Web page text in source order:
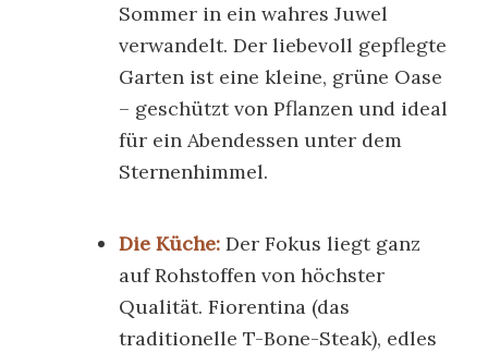
Sommer in ein wahres Juwel
verwandelt. Der liebevoll gepflegte
Garten ist eine kleine, grüne Oase
– geschützt von Pflanzen und ideal
für ein Abendessen unter dem
Sternenhimmel.
Die Küche:Der Fokus liegt ganz
auf Rohstoffen von höchster
Qualität. Fiorentina(das
traditionelle T-Bone-Steak), edles